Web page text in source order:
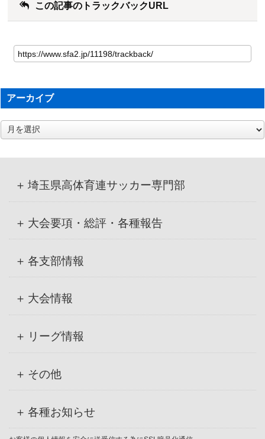
この記事のトラックバックURL
アーカイブ
ア
ー
埼玉県高体育連サッカー専門部
大会要項・総評・各種報告
各支部情報
大会情報
リーグ情報
その他
各種お知らせ